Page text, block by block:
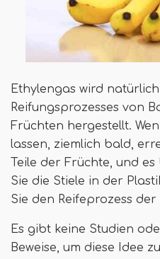
Ethylengas wird
Reifungsprozesses von
Früchten hergestellt.
lassen, ziemlich bald,
Teile der Früchte, und
Sie die Stiele in der
Sie den Reifeprozess
Es gibt keine Studien
Beweise, um diese Idee